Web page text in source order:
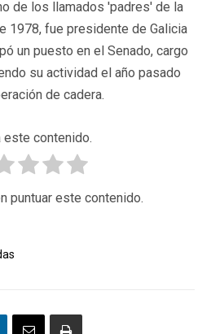
de los llamados 'padres' de la
1978, fue presidente de Galicia
un puesto en el Senado, cargo
su actividad el año pasado
de cadera.
este contenido.
puntuar este contenido.